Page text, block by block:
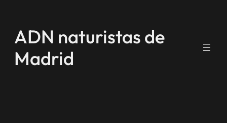
contenido
ADN naturistas de
Madrid